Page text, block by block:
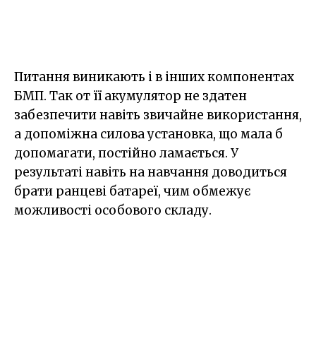
Питання виникають і в інших компонентах
БМП. Так от її акумулятор не здатен
забезпечити навіть звичайне використання,
а допоміжна силова установка, що мала б
допомагати, постійно ламається. У
результаті навіть на навчання доводиться
брати ранцеві батареї, чим обмежує
можливості особового складу.